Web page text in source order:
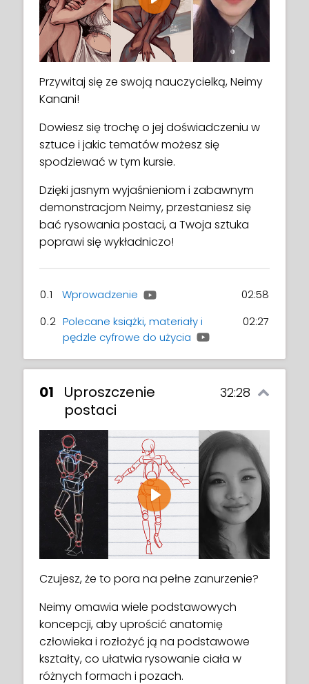
Play
Przywitaj się ze swoją nauczycielką, Neimy
Kanani!
Dowiesz się trochę o jej doświadczeniu w
sztuce i jakic tematów możesz się
spodziewać w tym kursie.
Dzięki jasnym wyjaśnieniom i zabawnym
demonstracjom Neimy, przestaniesz się
bać rysowania postaci, a Twoja sztuka
poprawi się wykładniczo!
0.1 Wprowadzenie
02:58
0.2 Polecane książki, materiały i
pędzle cyfrowe do użycia
02:27
01
Uproszczenie
postaci
32:28
Play
Czujesz, że to pora na pełne zanurzenie?
Neimy omawia wiele podstawowych
koncepcji, aby uprościć anatomię
człowieka i rozłożyć ją na podstawowe
kształty, co ułatwia rysowanie ciała w
różnych formach i pozach.